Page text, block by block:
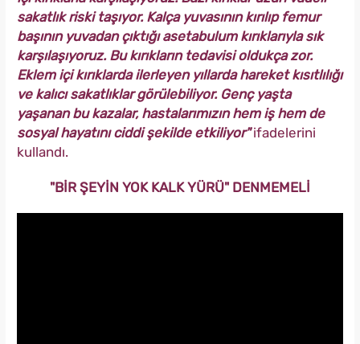
sakatlık riski taşıyor. Kalça yuvasının kırılıp femur
başının yuvadan çıktığı asetabulum kırıklarıyla sık
karşılaşıyoruz. Bu kırıkların tedavisi oldukça zor.
Eklem içi kırıklarda ilerleyen yıllarda hareket kısıtlılığı
ve kalıcı sakatlıklar görülebiliyor. Genç yaşta
yaşanan bu kazalar, hastalarımızın hem iş hem de
sosyal hayatını ciddi şekilde etkiliyor"ifadelerini
kullandı.
"BİR ŞEYİN YOK KALK YÜRÜ" DENMEMELİ